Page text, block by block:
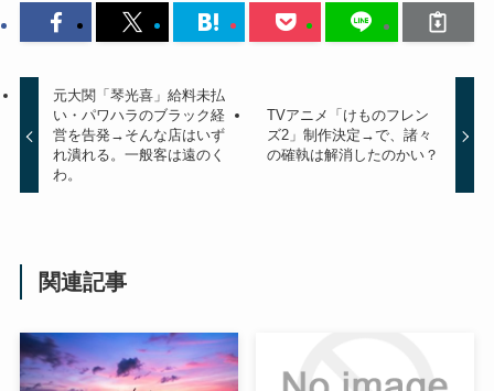
元大関「琴光喜」給料未払
い・パワハラのブラック経
営を告発→そんな店はいず
れ潰れる。一般客は遠のく
わ。
TVアニメ「けものフレン
ズ2」制作決定→で、諸々
の確執は解消したのかい？
関連記事